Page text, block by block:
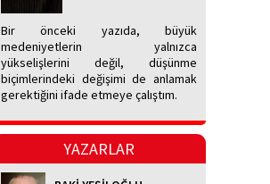
Bir önceki yazıda, büyük
medeniyetlerin yalnızca
yükselişlerini değil, düşünme
biçimlerindeki değişimi de anlamak
gerektiğini ifade etmeye çalıştım.
YAZARLAR